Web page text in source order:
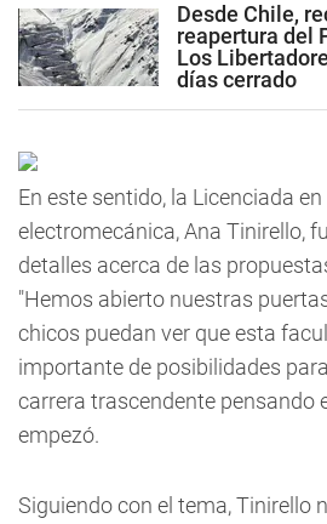
Desde Chile,
reapertura del
Los
días cerrado
En este sentido, la Licenciada
electromecánica, Ana Tinirello,
detalles acerca de las
"Hemos abierto nuestras
chicos puedan ver que esta
importante de posibilidades
carrera trascendente pensando
empezó.
Siguiendo con el tema, Tinirello